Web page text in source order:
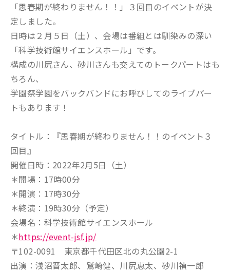
「思春期が終わりません！！」３回目のイベントが決
定しました。
日時は２月５日（土）、会場は番組とは馴染みの深い
「科学技術館サイエンスホール」です。
構成の川尻さん、砂川さんも交えてのトークパートはも
ちろん、
学園祭学園をバックバンドにお呼びしてのライブパー
トもあります！
タイトル：『思春期が終わりません！！のイベント３
回目』
開催日時：2022年2月5日（土）
＊開場：17時00分
＊開演：17時30分
＊終演：19時30分（予定）
会場名：科学技術館サイエンスホール
＊https://event-jsf.jp/
〒102-0091 東京都千代田区北の丸公園2-1
出演：浅沼晋太郎、鷲崎健、川尻恵太、砂川禎一郎